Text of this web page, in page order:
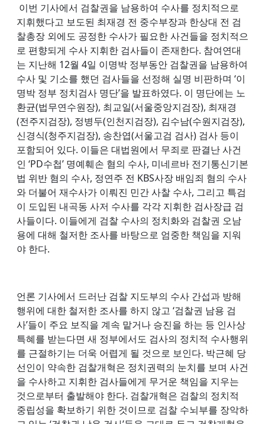
이번 기사에서 검찰권을 남용하여 수사를 정치적으로
지휘했다고 보도된 최재경 전 중수부장과 한상대 전 검
찰총장 외에도 공정한 수사가 필요한 사건들을 정치적으
로 편향되게 수사 지휘한 검사들이 존재한다. 참여연대
는 지난해 12월 4일 이명박 정부동안 검찰권을 남용하여
수사 및 기소를 했던 검사들을 선정해 실명 비판하며 ‘이
명박 정부 정치검사 명단’을 발표하였다. 이 명단에는 노
환균(법무연수원장), 최교일(서울중앙지검장), 최재경
(전주지검장), 정병두(인천지검장), 김수남(수원지검장),
신경식(청주지검장), 송찬엽(서울고검 검사) 검사 등이
포함되어 있다. 이들은 대법원에서 무죄로 판결난 사건
인 ‘PD수첩’ 명예훼손 혐의 수사, 미네르바 전기통신기본
법 위반 혐의 수사, 정연주 전 KBS사장 배임죄 혐의 수사
와 더불어 재수사가 이뤄진 민간 사찰 수사, 그리고 특검
이 도입된 내곡동 사저 수사를 각각 지휘한 검사장급 검
사들이다. 이들에게 검찰 수사의 정치화와 검찰권 오남
용에 대해 철저한 조사를 바탕으로 엄중한 책임을 지워
야 한다.
언론 기사에서 드러난 검찰 지도부의 수사 간섭과 방해
행위에 대한 철저한 조사를 하지 않고 ‘검찰권 남용 검
사’들이 주요 보직을 계속 맡거나 승진을 하는 등 인사상
특혜를 받는다면 새 정부에서도 검사의 정치적 수사행위
를 근절하기는 더욱 어렵게 될 것으로 보인다. 박근혜 당
선인이 약속한 검찰개혁은 정치권력의 눈치를 보며 사건
을 수사하고 지휘한 검사들에게 무거운 책임을 지우는
것으로부터 출발해야 한다. 검찰개혁은 검찰의 정치적
중립성을 확보하기 위한 것이므로 검찰 수뇌부를 장악하